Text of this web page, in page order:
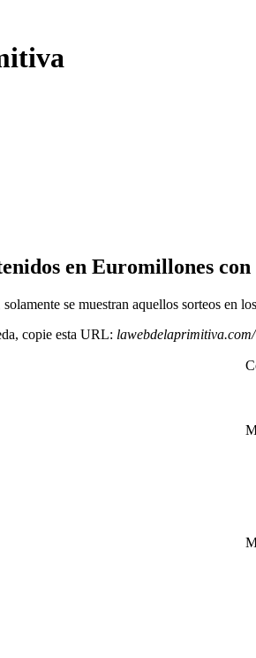
en Euromillones
solamente se muestran aquellos sorteos en
copie esta URL: